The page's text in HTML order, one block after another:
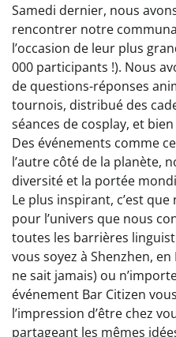
Samedi dernier, nous
rencontrer notre
l’occasion de leur plus
000 participants !). Nous
de questions-réponses
tournois, distribué des
séances de cosplay, et
Des événements comme
l’autre côté de la planète,
diversité et la portée
Le plus inspirant, c’est
pour l’univers que nous
toutes les barrières
vous soyez à Shenzhen,
ne sait jamais) ou
événement Bar Citizen
l’impression d’être chez
partageant les mêmes